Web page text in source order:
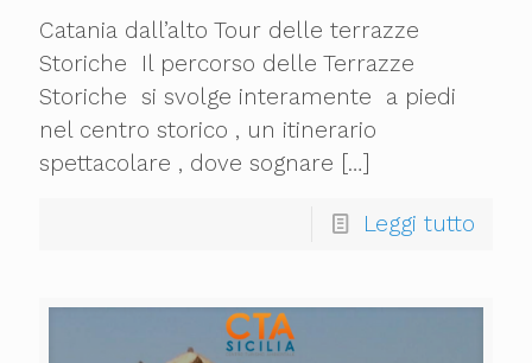
Catania dall’alto Tour delle terrazze
Storiche Il percorso delle Terrazze
Storiche si svolge interamente a piedi
nel centro storico , un itinerario
spettacolare , dove sognare […]
Leggi tutto